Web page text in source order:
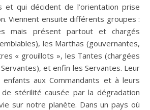
et qui décident de l’orientation prise
Viennent ensuite différents groupes :
mais présent partout et chargés
les Marthas (gouvernantes,
« grouillots », les Tantes (chargées
et enfin les Servantes. Leur
aux Commandants et à leurs
stérilité causée par la dégradation
sur notre planète. Dans un pays où